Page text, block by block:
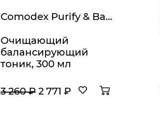
Comodex Purify & Balance Toner
Очищающий
балансирующий
тоник, 300 мл
3 260 ₽2 771 ₽